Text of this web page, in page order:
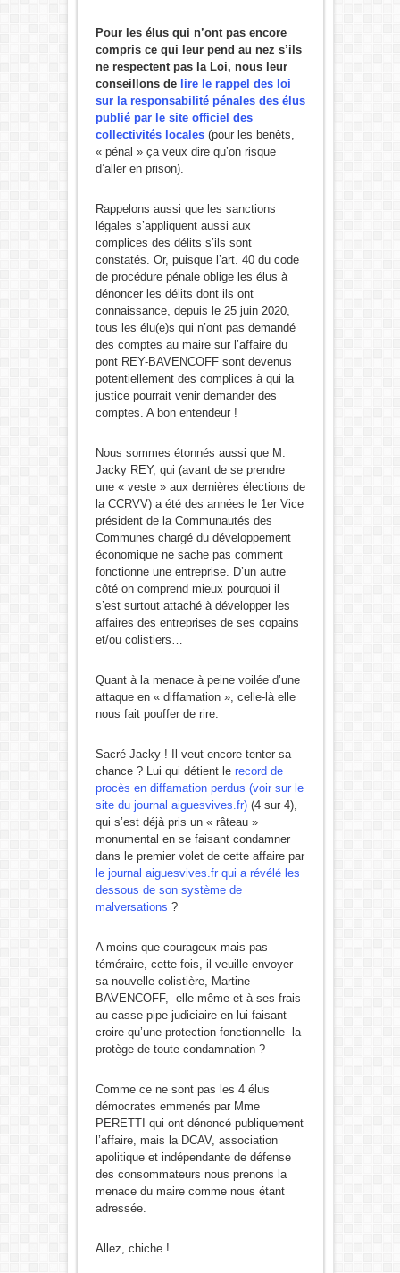
Pour les élus qui n’ont pas encore
compris ce qui leur pend au nez s’ils
ne respectent pas la Loi, nous leur
conseillons de lire le rappel des loi
sur la responsabilité pénales des élus
publié par le site officiel des
collectivités locales (pour les benêts,
« pénal » ça veux dire qu’on risque
d’aller en prison).
Rappelons aussi que les sanctions
légales s’appliquent aussi aux
complices des délits s’ils sont
constatés. Or, puisque l’art. 40 du code
de procédure pénale oblige les élus à
dénoncer les délits dont ils ont
connaissance, depuis le 25 juin 2020,
tous les élu(e)s qui n’ont pas demandé
des comptes au maire sur l’affaire du
pont REY-BAVENCOFF sont devenus
potentiellement des complices à qui la
justice pourrait venir demander des
comptes. A bon entendeur !
Nous sommes étonnés aussi que M.
Jacky REY, qui (avant de se prendre
une « veste » aux dernières élections de
la CCRVV) a été des années le 1er Vice
président de la Communautés des
Communes chargé du développement
économique ne sache pas comment
fonctionne une entreprise. D’un autre
côté on comprend mieux pourquoi il
s’est surtout attaché à développer les
affaires des entreprises de ses copains
et/ou colistiers…
Quant à la menace à peine voilée d’une
attaque en « diffamation », celle-là elle
nous fait pouffer de rire.
Sacré Jacky ! Il veut encore tenter sa
chance ? Lui qui détient le record de
procès en diffamation perdus (voir sur le
site du journal aiguesvives.fr)(4 sur 4),
qui s’est déjà pris un « râteau »
monumental en se faisant condamner
dans le premier volet de cette affaire par
le journal aiguesvives.fr qui a révélé les
dessous de son système de
malversations ?
A moins que courageux mais pas
téméraire, cette fois, il veuille envoyer
sa nouvelle colistière, Martine
BAVENCOFF, elle même et à ses frais
au casse-pipe judiciaire en lui faisant
croire qu’une protection fonctionnelle la
protège de toute condamnation ?
Comme ce ne sont pas les 4 élus
démocrates emmenés par Mme
PERETTI qui ont dénoncé publiquement
l’affaire, mais la DCAV, association
apolitique et indépendante de défense
des consommateurs nous prenons la
menace du maire comme nous étant
adressée.
Allez, chiche !